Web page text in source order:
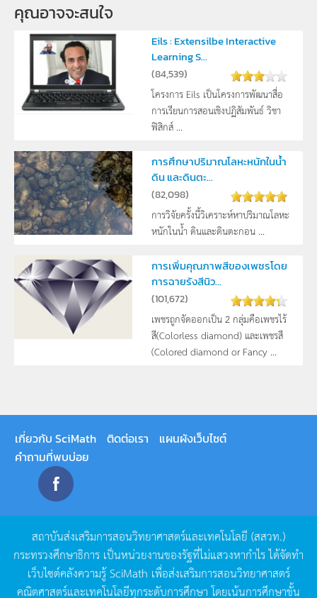
คุณอาจจะสนใจ
Eils : Extensilbe Interactive
Learning S...
(84,539)
โครงการ Eils เป็นโครงการพัฒนาสื่อ
การเรียนการสอนเชิงปฏิสัมพันธ์ วิชา
ฟิสิกส์ ...
การศึกษาปริมาณโลหะหนักในน้ำ
ดิน และดินตะ...
(82,098)
การวิจัยครั้งนี้วิเคราะห์หาปริมาณโลหะ
หนักในน้ำ ดินและดินตะกอน ...
การเพิ่มคุณภาพสีของเพชรโดย
การฉายรังสีนิว...
(101,672)
เพชรถูกจัดออกเป็น 2 กลุ่มคือเพชรไร้
สี(Colorless diamond) และเพชรสี
(Colored diamond or Fancy ...
เกี่ยวกับ SciMath ติดต่อเรา
แผนผังเว็บไซต์
คำถามที่พบบ่อย
สถาบันส่งเสริมการสอนวิทยาศาสตร์และเทคโนโลยี (สสวท.)
กระทรวงศึกษาธิการ เป็นหน่วยงานของรัฐที่ไม่แสวงหากำไรได้จัดทำ
เว็บไซต์คลังความรู้SciMath เพื่อส่งเสริมการสอนวิทยาศาสตร์
คณิตศาสตร์และเทคโนโลยีทุกระดับการศึกษา โดยเน้นการศึกษาขั้น